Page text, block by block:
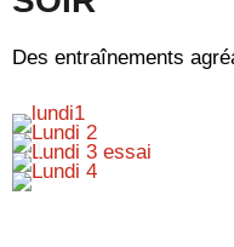
Des entraînements